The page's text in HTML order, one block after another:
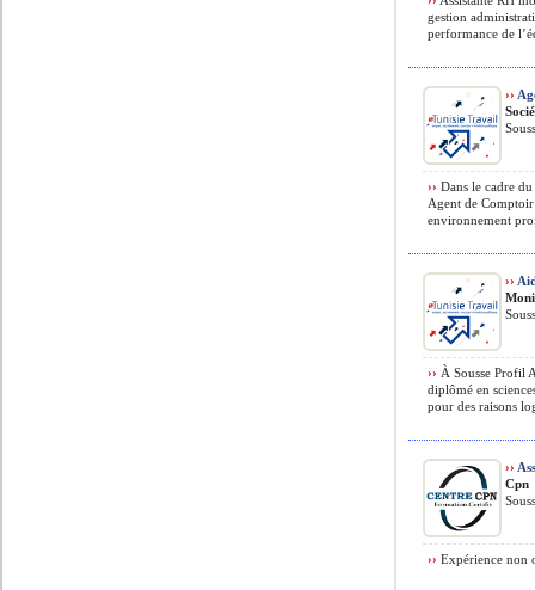
gestion
performance de
››
›› Dans le cadre
Agent de
environnement
››
›› À Sousse Profil
diplômé en
pour des raisons
››
Cpn
›› Expérience non